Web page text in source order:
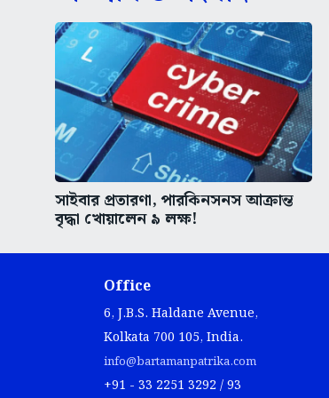
সাইবার প্রতারণা, পারকিনসনস আক্রান্ত
বৃদ্ধা খোয়ালেন ৯ লক্ষ!
Office
6, J.B.S. Haldane Avenue,
Kolkata 700 105, India.
info@bartamanpatrika.com
+91 - 33 2251 3292 / 93